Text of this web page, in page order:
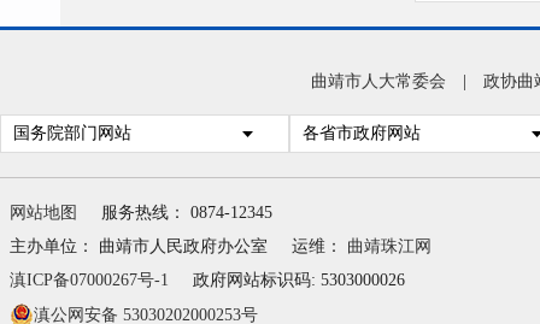
影
加
曲靖市人大常委会 政协曲
国务院部门网站 各省市政府网站
网站地图
服务热线： 0874-12345
主办单位： 曲靖市人民政府办公室
运维： 曲靖珠江网
滇ICP备07000267号-1
政府网站标识码: 5303000026
滇公网安备 53030202000253号